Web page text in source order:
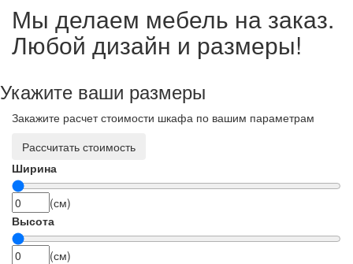
Мы делаем мебель на заказ.
Любой дизайн и размеры!
Укажите ваши размеры
Закажите расчет стоимости шкафа по вашим параметрам
Рассчитать стоимость
Ширина
(см)
Высота
(см)